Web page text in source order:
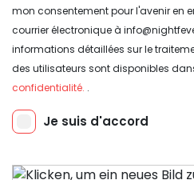
mon consentement pour l'avenir en
courrier électronique à
informations détaillées sur le
des utilisateurs sont disponibles
confidentialité. .